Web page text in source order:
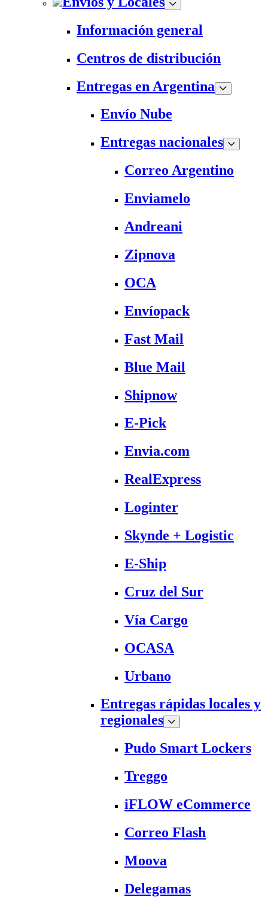
Información general
Centros de distribución
Entregas en Argentina
Envío Nube
Entregas nacionales
Correo Argentino
Enviamelo
Andreani
Zipnova
OCA
Envíopack
Fast Mail
Blue Mail
Shipnow
E-Pick
Envia.com
RealExpress
Loginter
Skynde + Logistic
E-Ship
Cruz del Sur
Vía Cargo
OCASA
Urbano
Entregas rápidas locales y
regionales
Pudo Smart Lockers
Treggo
iFLOW eCommerce
Correo Flash
Moova
Delegamas